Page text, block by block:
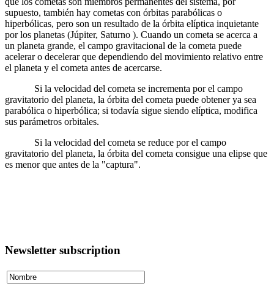
supuesto, también hay cometas con órbitas parabólicas o
hiperbólicas, pero son un resultado de la órbita elíptica inquietante
por los planetas (Júpiter, Saturno ). Cuando un cometa se acerca a
un planeta grande, el campo gravitacional de la cometa puede
acelerar o decelerar que dependiendo del movimiento relativo entre
el planeta y el cometa antes de acercarse.
Si la velocidad del cometa se incrementa por el campo
gravitatorio del planeta, la órbita del cometa puede obtener ya sea
parabólica o hiperbólica; si todavía sigue siendo elíptica, modifica
sus parámetros orbitales.
Si la velocidad del cometa se reduce por el campo
gravitatorio del planeta, la órbita del cometa consigue una elipse que
es menor que antes de la "captura".
Newsletter subscription